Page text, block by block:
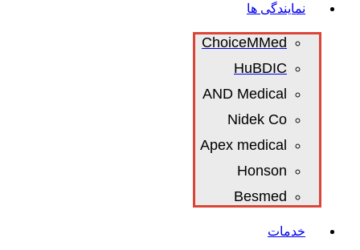
نمایندگی ها
ChoiceMMed
HuBDIC
AND Medical
Nidek Co
Apex medical
Honson
Besmed
خدمات